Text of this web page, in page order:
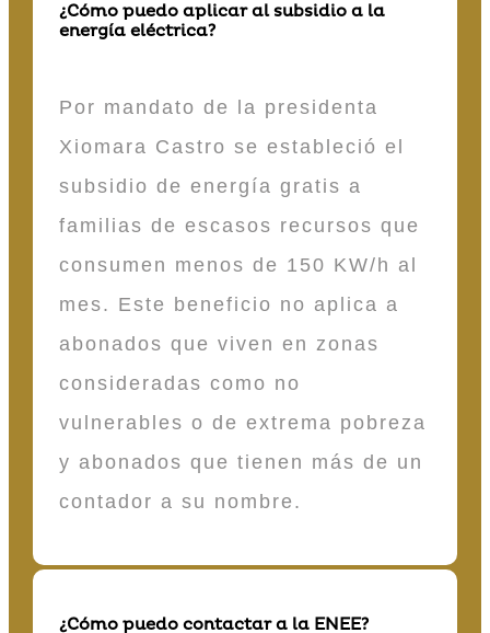
¿Cómo puedo aplicar al subsidio a la
energía eléctrica?
Por mandato de la presidenta
Xiomara Castro se estableció el
subsidio de energía gratis a
familias de escasos recursos que
consumen menos de 150 KW/h al
mes. Este beneficio no aplica a
abonados que viven en zonas
consideradas como no
vulnerables o de extrema pobreza
y abonados que tienen más de un
contador a su nombre.
¿Cómo puedo contactar a la ENEE?